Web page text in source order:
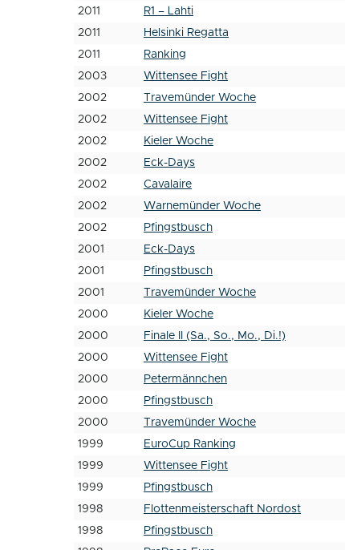
2011
R1 – Lahti
2011
Helsinki Regatta
2011
Ranking
2003
Wittensee Fight
2002
Travemünder Woche
2002
Wittensee Fight
2002
Kieler Woche
2002
Eck-Days
2002
Cavalaire
2002
Warnemünder Woche
2002
Pfingstbusch
2001
Eck-Days
2001
Pfingstbusch
2001
Travemünder Woche
2000
Kieler Woche
2000
Finale II (Sa., So., Mo., Di.!)
2000
Wittensee Fight
2000
Petermännchen
2000
Pfingstbusch
2000
Travemünder Woche
1999
EuroCup Ranking
1999
Wittensee Fight
1999
Pfingstbusch
1998
Flottenmeisterschaft Nordost
1998
Pfingstbusch